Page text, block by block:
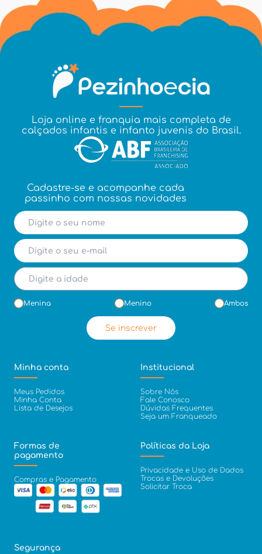
Loja online e franquia mais completa de
calçados infantis e infanto juvenis do Brasil.
Cadastre-se e acompanhe cada
passinho com nossas novidades
Menina Menino Ambos
Se inscrever
Minha conta
Meus Pedidos
Minha Conta
Lista de Desejos
Institucional
Sobre Nós
Fale Conosco
Dúvidas Frequentes
Seja um Franqueado
Formas de
pagamento
Compras e Pagamento
Políticas da Loja
Privacidade e Uso de Dados
Trocas e Devoluções
Solicitar Troca
Segurança